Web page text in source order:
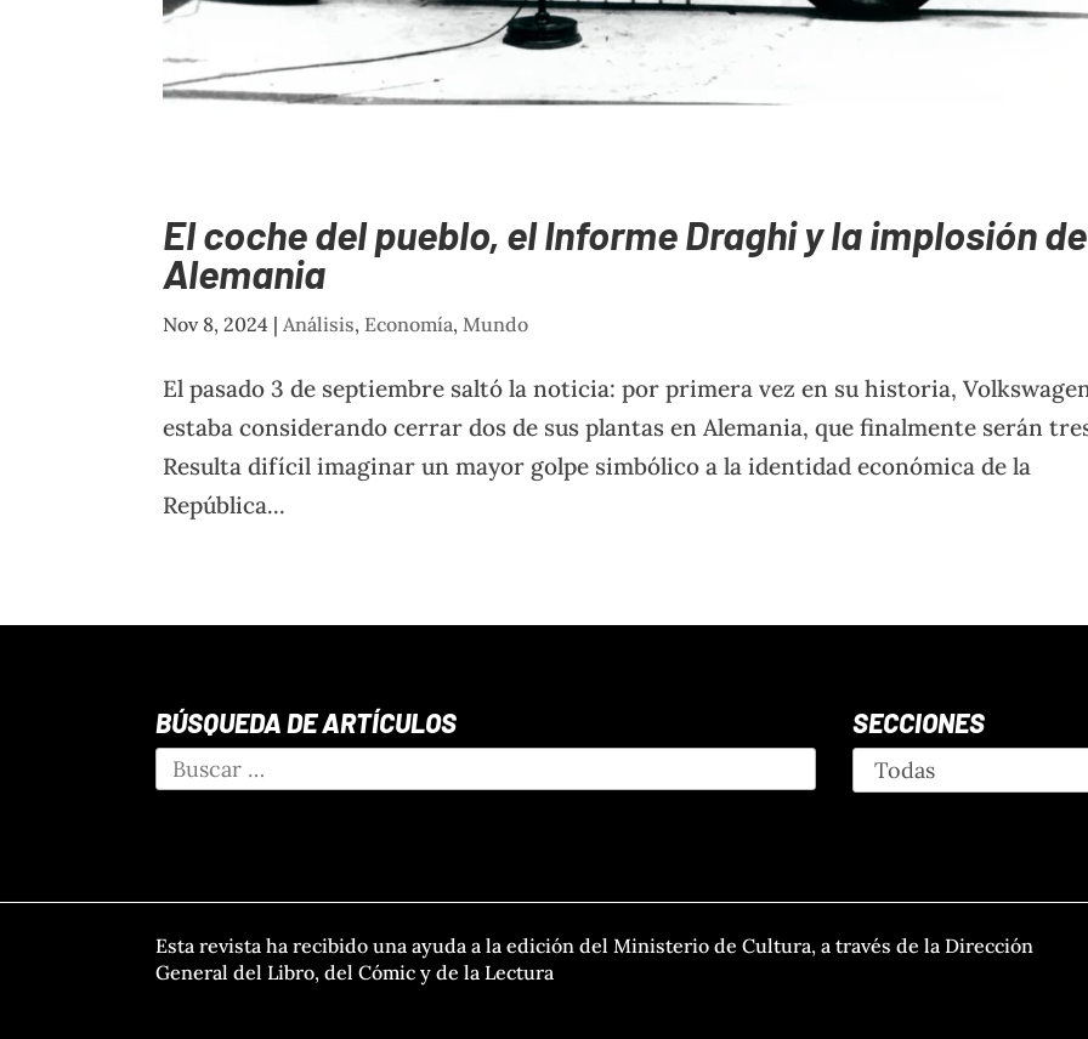
El coche del pueblo, el Informe Draghi y la implosión de
Alemania
Nov 8, 2024 | Análisis, Economía, Mundo
El pasado 3 de septiembre saltó la noticia: por primera vez en su historia,
estaba considerando cerrar dos de sus plantas en Alemania, que finalmente serán
Resulta difícil imaginar un mayor golpe simbólico a la identidad económica de la
República...
BÚSQUEDA DE ARTÍCULOS SECCIONES
Esta revista ha recibido una ayuda a la edición del Ministerio de Cultura, a través de la Dirección
General del Libro, del Cómic y de la Lectura